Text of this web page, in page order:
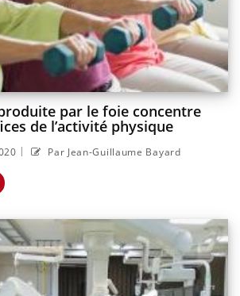
par le foie concentre
de l’activité physique
| Par Jean-Guillaume Bayard